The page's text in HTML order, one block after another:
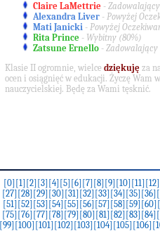
Claire LaMettrie -
Alexandra Liver - Powyżej
Mati Janicki - Powyżej
Rita Prince - Wybitny (80%)
Zatsune Ernello - Zadowalający
Klasie II ogromnie, wielce dziękuję za
ocen i osiągnięć w edukacji. Życzę Wam
nauczycielskiej. Będę za Wami tęsknić.
[0] [1] [2] [3] [4] [5] [6] [7] [8] [9] [10] [11] [12]
[27] [28] [29] [30] [31] [32] [33] [34] [35] [36]
[51] [52] [53] [54] [55] [56] [57] [58] [59] [60]
[75] [76] [77] [78] [79] [80] [81] [82] [83] [84]
[99] [100] [101] [102] [103] [104] [105] [106]